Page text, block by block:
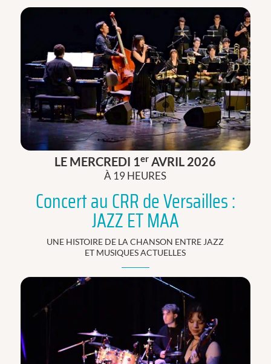
LE MERCREDI 1er AVRIL 2026
À 19 HEURES
Concert au CRR de Versailles :
JAZZ ET MAA
UNE HISTOIRE DE LA CHANSON ENTRE JAZZ
ET MUSIQUES ACTUELLES